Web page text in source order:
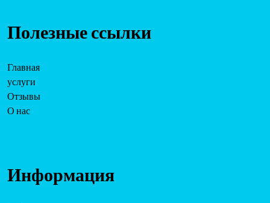
Полезные ссылки
Главная
услуги
Отзывы
О нас
Информация